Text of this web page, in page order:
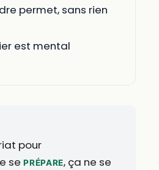
permet, sans rien
est mental
pour
sePRÉPARE, ça ne se